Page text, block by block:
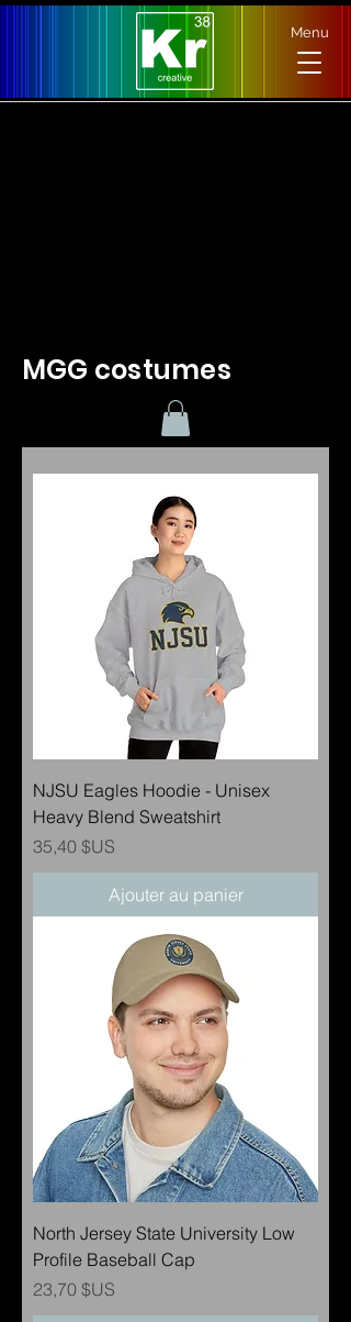
Menu
MGG costumes
NJSU Eagles Hoodie - Unisex
Heavy Blend Sweatshirt
Prix
35,40 $US
Ajouter au panier
North Jersey State University Low
Profile Baseball Cap
Prix
23,70 $US